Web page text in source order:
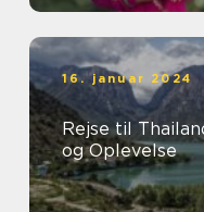
16. januar 2024
Rejse til
og Oplevelse